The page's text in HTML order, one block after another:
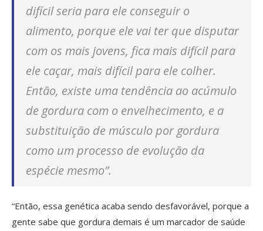
difícil seria para ele conseguir o
alimento, porque ele vai ter que disputar
com os mais jovens, fica mais difícil para
ele caçar, mais difícil para ele colher.
Então, existe uma tendência ao acúmulo
de gordura com o envelhecimento, e a
substituição de músculo por gordura
como um processo de evolução da
espécie mesmo”.
“Então, essa genética acaba sendo desfavorável, porque a
gente sabe que gordura demais é um marcador de saúde